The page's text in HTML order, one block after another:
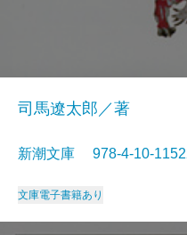
司馬遼太郎／著
新潮文庫 978-4-10-
文庫電子書籍あり